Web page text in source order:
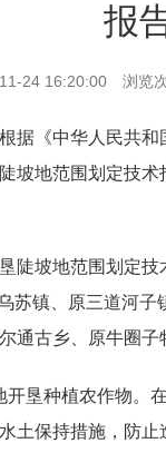
报
24 16:20:00 浏览
据《中华人民共
坡地范围划定技
陡坡地范围划定
苏镇、原三道河子
通古乡、原牛圈子
开垦种植农作物。
土保持措施，防止